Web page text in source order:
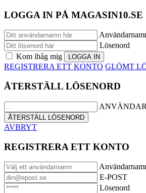
LOGGA IN PÅ MAGASIN10.SE
Lösenord
Kom ihåg mig
REGISTRERA ETT KONTO GLÖMT
ÅTERSTÄLL LÖSENORD
AVBRYT
REGISTRERA ETT KONTO
E-POST
Lösenord